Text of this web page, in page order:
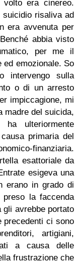
era cinereo.
suicidio risaliva ad
era avvenuta per
abbia visto
per me il
ed emozionale. So
intervengo sulla
o di un arresto
impiccagione, mi
madre del suicida,
ulteriormente
primaria del
finanziaria.
esattoriale da
esigeva una
erano in grado di
la faccenda
avrebbe portato
precedenti ci sono
artigiani,
a causa delle
frustrazione che